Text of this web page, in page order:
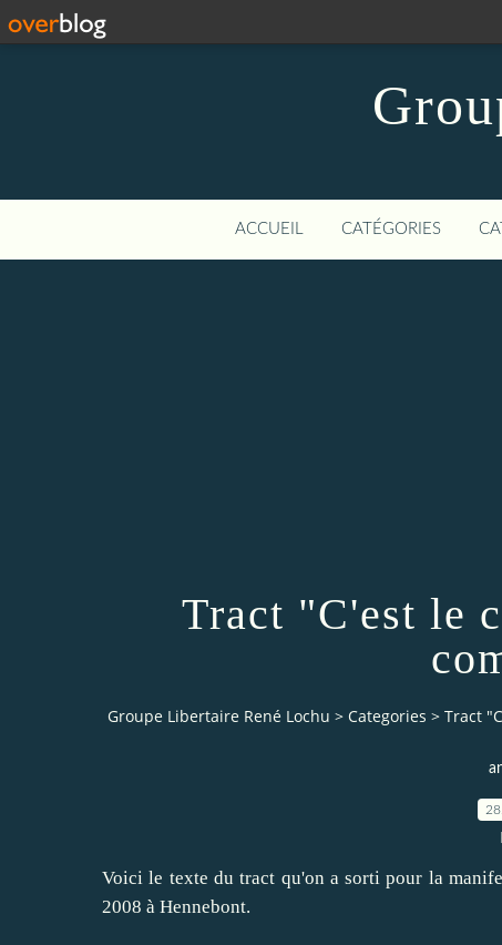
ACCUEIL CATÉGORIES
Tract "C'est le
Groupe Libertaire René Lochu > Categories > Tract
Voici le texte du tract qu'on a sorti pour la
2008 à Hennebont.